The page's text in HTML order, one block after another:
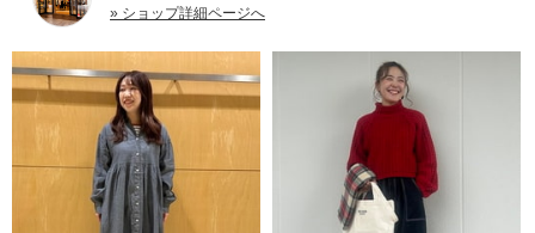
» ショップ詳細ページへ